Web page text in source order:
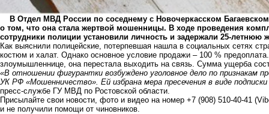
В Отдел МВД России по соседнему с Новочеркасском
о том, что она стала жертвой мошенницы. В ходе проведения
сотрудники полиции установили личность и задержали 25-летнюю
Как выяснили полицейские, потерпевшая нашла в социальных сетях
костюм и халат. Однако основное условие продажи – 100 %
злоумышленнице, она перестала выходить на связь. Сумма ущерба
«В отношении фигурантки возбуждено уголовное дело по признакам
УК РФ «Мошенничество». Ей избрана мера пресечения в виде
пресс-службе ГУ МВД по Ростовской области.
Присылайте свои новости, фото и видео на номер +7 (908) 510-40-41
и не получили помощи от чиновников.